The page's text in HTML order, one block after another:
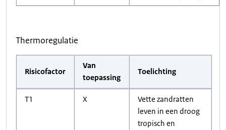
Thermoregulatie
Risicofactor
Van
toepassing
Toelichting
T1 X
Vette zandratten
leven in een droog
tropisch en